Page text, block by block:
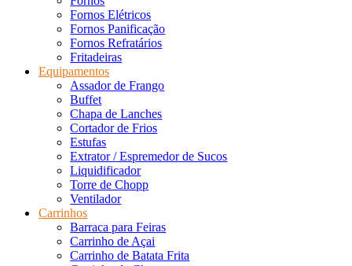
Fornos Elétricos
Fornos Panificação
Fornos Refratários
Fritadeiras
Equipamentos
Assador de Frango
Buffet
Chapa de Lanches
Cortador de Frios
Estufas
Extrator / Espremedor de Sucos
Liquidificador
Torre de Chopp
Ventilador
Carrinhos
Barraca para Feiras
Carrinho de Açai
Carrinho de Batata Frita